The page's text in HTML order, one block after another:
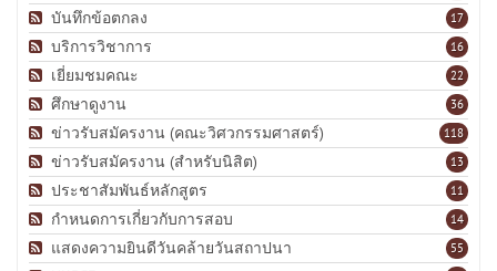
17
บันทึกข้อตกลง
16
บริการวิชาการ
22
เยี่ยมชมคณะ
36
ศึกษาดูงาน
118
ข่าวรับสมัครงาน (คณะวิศวกรรมศาสตร์)
13
ข่าวรับสมัครงาน (สำหรับนิสิต)
11
ประชาสัมพันธ์หลักสูตร
14
กำหนดการเกี่ยวกับการสอบ
55
แสดงความยินดีวันคล้ายวันสถาปนา